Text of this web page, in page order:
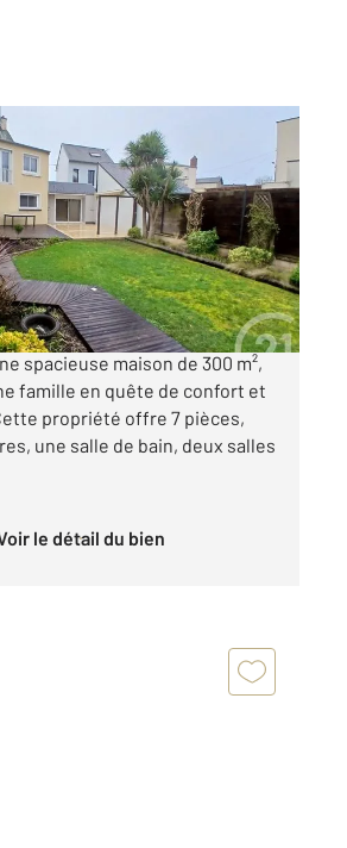
€
Immo vous propose à
spacieuse maison de 300 m²,
famille en quête de confort et
propriété offre 7 pièces,
une salle de bain, deux salles
Voir le détail du bien